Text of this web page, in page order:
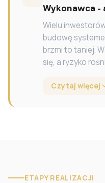
Wykonawca -
Wielu
budowę
brzmi to taniej.
się, a ryzyko
Czytaj więcej
ETAPY REALIZACJI